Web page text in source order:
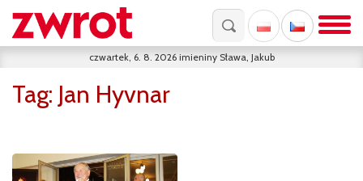
czwartek, 6. 8. 2026 imieniny Sława, Jakub
Tag: Jan Hyvnar